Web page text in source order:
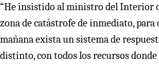
“He insistido al ministro del Interior
zona de catástrofe de inmediato, para
mañana exista un sistema de
distinto, con todos los recursos